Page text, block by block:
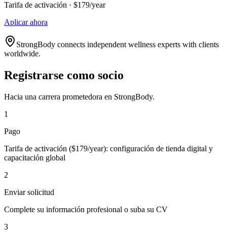
Tarifa de activación · $179/year
Aplicar ahora
StrongBody connects independent wellness experts with clients
worldwide.
Registrarse como socio
Hacia una carrera prometedora en StrongBody.
1
Pago
Tarifa de activación ($179/year): configuración de tienda digital y
capacitación global
2
Enviar solicitud
Complete su información profesional o suba su CV
3